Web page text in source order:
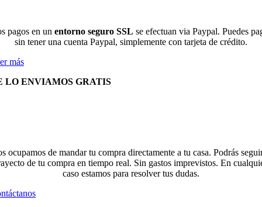
pagos en un entorno seguro SSL se efectuan via Paypal. Puedes
sin tener una cuenta Paypal, simplemente con tarjeta de crédito.
más
LO ENVIAMOS GRATIS
ocupamos de mandar tu compra directamente a tu casa. Podrás
de tu compra en tiempo real. Sin gastos imprevistos. En
caso estamos para resolver tus dudas.